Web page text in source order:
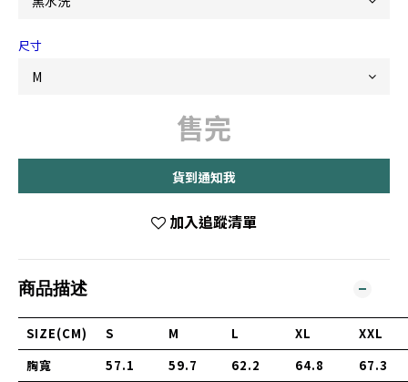
尺寸
售完
貨到通知我
加入追蹤清單
商品描述
SIZE(CM) S M L XL
XXL
胸寬
57.1 59.7 62.2 64.8
67.3